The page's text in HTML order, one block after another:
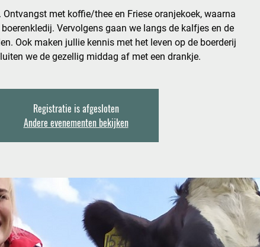
Ontvangst met koffie/thee en Friese oranjekoek, waarna
Vervolgens gaan we langs de kalfjes en de
Ook maken jullie kennis met het leven op de boerderij
we de gezellig middag af met een drankje.
Registratie is afgesloten
Andere evenementen bekijken